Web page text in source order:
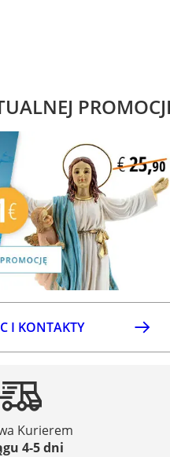
I KONTAKTY
Kurierem
4-5 dni